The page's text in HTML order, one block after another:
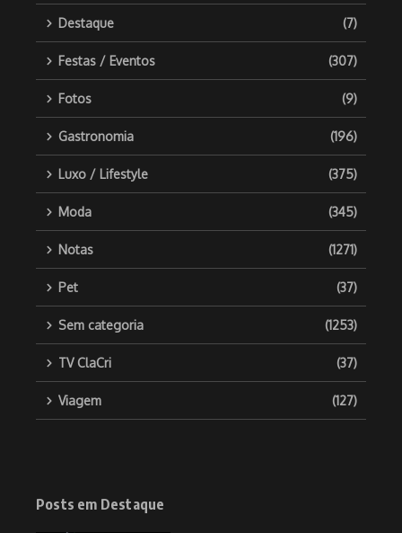
Destaque (7)
Festas / Eventos (307)
Fotos (9)
Gastronomia (196)
Luxo / Lifestyle (375)
Moda (345)
Notas (1271)
Pet (37)
Sem categoria (1253)
TV ClaCri (37)
Viagem (127)
Posts em Destaque